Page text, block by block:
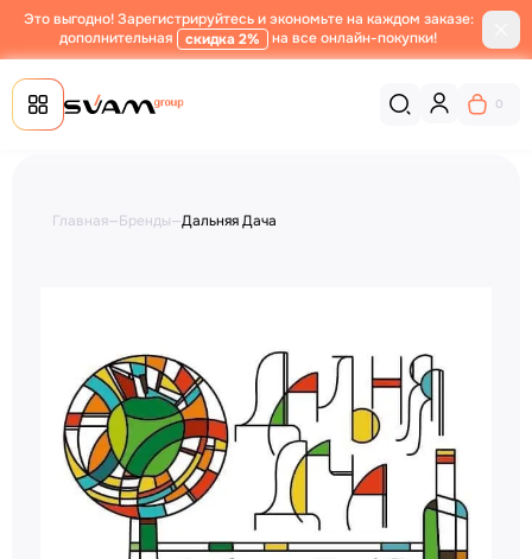
Это выгодно! Зарегистрируйтесь и экономьте на каждом заказе:
дополнительная
скидка 2% на все онлайн-покупки!
0
Главная—Бренды—Дальняя Дача